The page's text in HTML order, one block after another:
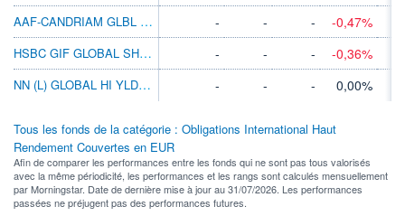
AAF-CANDRIAM GLBL ESG HY BDS DEURD
- - -
-0,47%
HSBC GIF GLOBAL SHRT DUR HIYLD BD ECHEUR
- - -
-0,36%
NN (L) GLOBAL HI YLD Z CAP EUR H III
- - - 0,00%
Tous les fonds de la catégorie : Obligations International Haut
Rendement Couvertes en EUR
Afin de comparer les performances entre les fonds qui ne sont pas tous valorisés
avec la même périodicité, les performances et les rangs sont calculés mensuellement
par Morningstar. Date de dernière mise à jour au 31/07/2026. Les performances
passées ne préjugent pas des performances futures.